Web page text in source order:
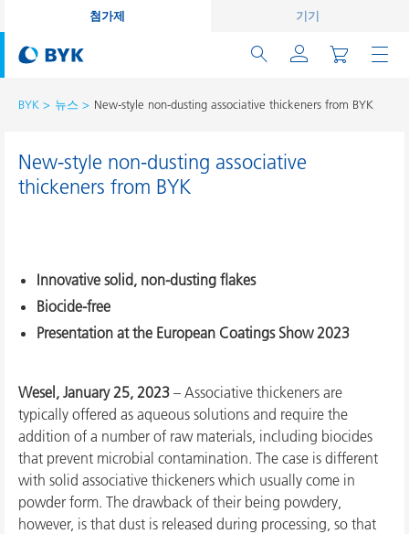
첨가제 기기
BYK 뉴스 New-style non-dusting associative thickeners from BYK
New-style non-dusting associative
thickeners from BYK
Innovative solid, non-dusting flakes
Biocide-free
Presentation at the European Coatings Show 2023
Wesel, January 25, 2023 – Associative thickeners are
typically offered as aqueous solutions and require the
addition of a number of raw materials, including biocides
that prevent microbial contamination. The case is different
with solid associative thickeners which usually come in
powder form. The drawback of their being powdery,
however, is that dust is released during processing, so that